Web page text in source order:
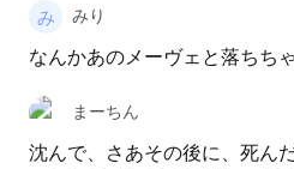
みり
なんかあのメーヴェと落ちちゃ
まーちん
沈んで、さあその後に、死ん